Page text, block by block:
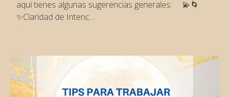
aquí tienes algunas sugerencias generales: 💫🌀
✨Claridad de Intenc…